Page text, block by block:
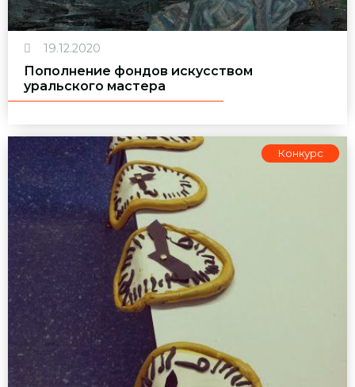
19.12.2020
Пополнение фондов искусством
уральского мастера
Конкурс